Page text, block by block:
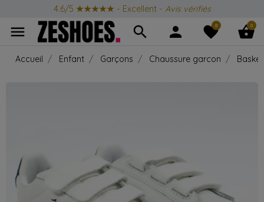
4.6/5 ★★★★★ - Excellent - Avis vérifiés
menu search person favorite
0 shopping_basket
0
Accueil Enfant Garçons Chaussure garcon